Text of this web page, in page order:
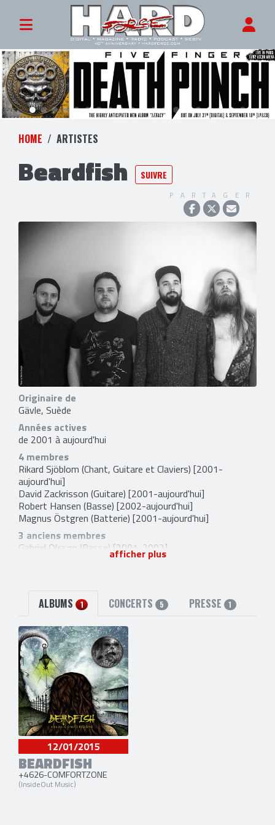
HOME ARTISTES
Beardfish SUIVRE
PARTAGER
Originaire de
Gävle, Suède
Années actives
de 2001 à aujourd'hui
4 membres
Rikard Sjöblom (Chant, Guitare et Claviers) [2001-
aujourd'hui]
David Zackrisson (Guitare) [2001-aujourd'hui]
Robert Hansen (Basse) [2002-aujourd'hui]
Magnus Östgren (Batterie) [2001-aujourd'hui]
3 anciens membres
Gabriel Olsson (Basse) [2001-2002]
(Batterie) [2001-2001]
site officieletfacebook
afficher plus
ALBUMS 1 CONCERTS 5 PRESSE 1
12/01/2015
BEARDFISH
+4626-COMFORTZONE
(InsideOut Music)